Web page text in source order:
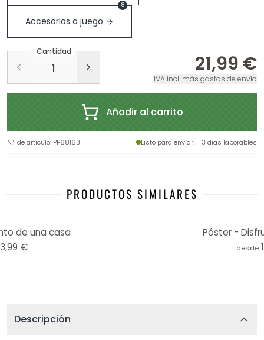
Accesorios a juego
8
Cantidad
21,99 €
IVA incl. más gastos de envío
Añadir al carrito
N.º de artículo: PP68163 Listo para enviar: 1-3 días laborables
PRODUCTOS SIMILARES
de una casa
€
Póster -
desde
Descripción